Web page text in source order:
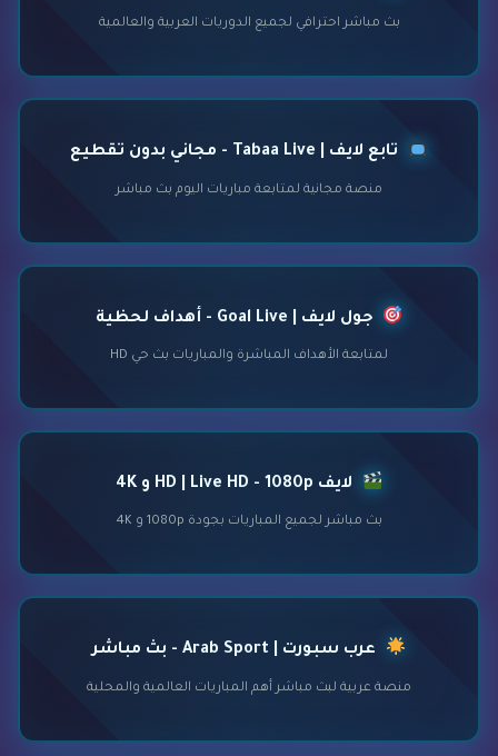
بث مباشر احترافي لجميع الدوريات العربية والعالمية
تابع لايف | Tabaa Live - مجاني بدون تقطيع
منصة مجانية لمتابعة مباريات اليوم بث مباشر
جول لايف | Goal Live - أهداف لحظية
لمتابعة الأهداف المباشرة والمباريات بث حي HD
لايف HD | Live HD - 1080p و 4K
بث مباشر لجميع المباريات بجودة 1080p و 4K
عرب سبورت | Arab Sport - بث مباشر
منصة عربية لبث مباشر أهم المباريات العالمية والمحلية